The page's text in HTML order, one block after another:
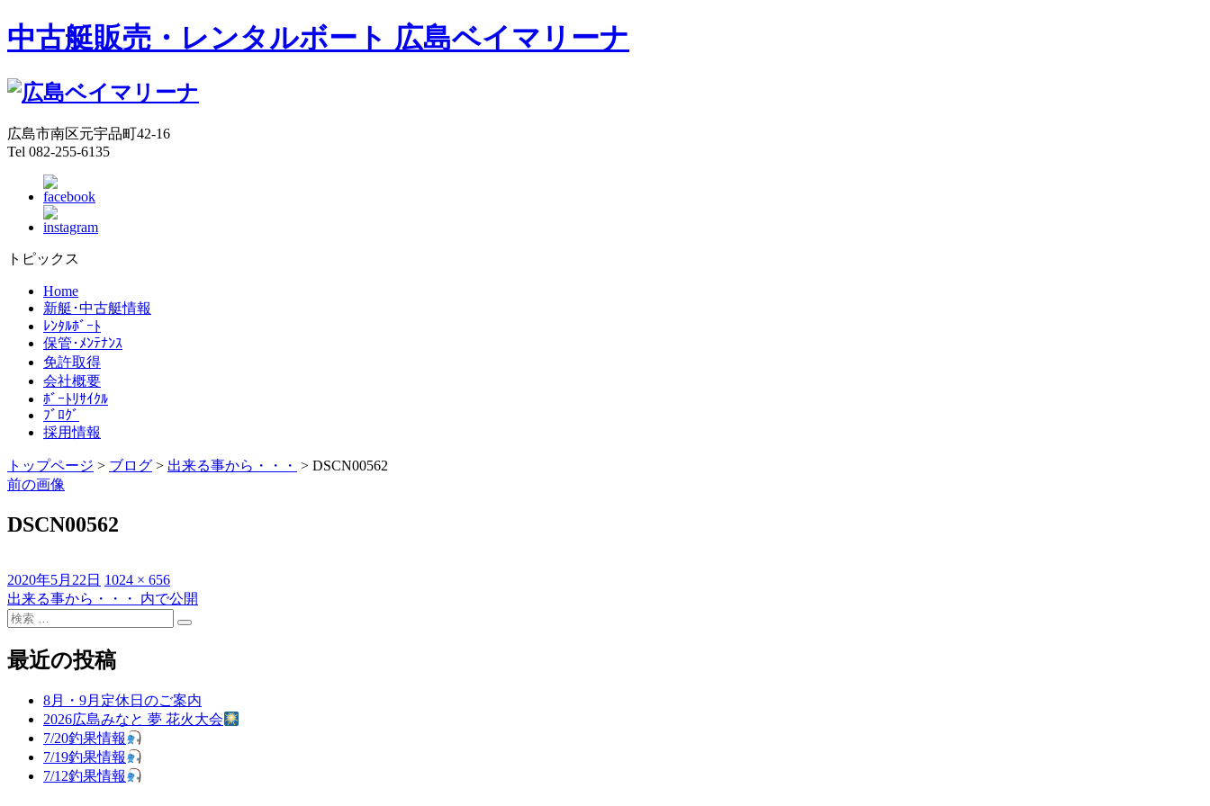
中古艇販売・レンタルボート 広島ベイマリーナ
広島市南区元宇品町42-16
Tel 082-255-6135
トピックス
Home
新艇･中古艇情報
ﾚﾝﾀﾙﾎﾞｰﾄ
保管･ﾒﾝﾃﾅﾝｽ
免許取得
会社概要
ﾎﾞｰﾄﾘｻｲｸﾙ
ﾌﾞﾛｸﾞ
採用情報
トップページ > ブログ > 出来る事から・・・ > DSCN00562
前の画像
DSCN00562
投
稿
日:
2020年5月22日 フ
ル
ズ
1024 × 656
投
稿
ナ
出来る事から・・・
内で公開
検
対
象:
検
最近の投稿
8月・9月定休日のご案内
2026広島みなと 夢 花火大会
7/20釣果情報
7/19釣果情報
7/12釣果情報